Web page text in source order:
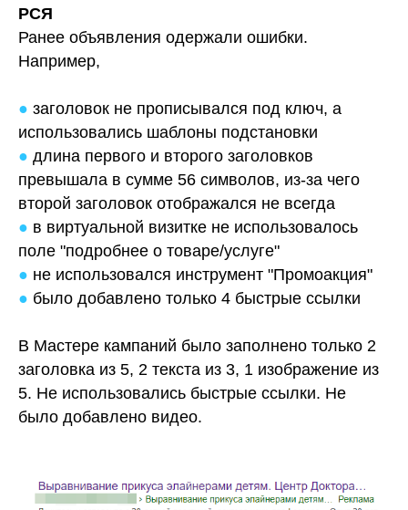
РСЯ
Ранее объявления одержали ошибки.
Например,
● заголовок не прописывался под ключ, а
использовались шаблоны подстановки
● длина первого и второго заголовков
превышала в сумме 56 символов, из-за чего
второй заголовок отображался не всегда
● в виртуальной визитке не использовалось
поле "подробнее о товаре/услуге"
● не использовался инструмент "Промоакция"
● было добавлено только 4 быстрые ссылки
В Мастере кампаний было заполнено только 2
заголовка из 5, 2 текста из 3, 1 изображение из
5. Не использовались быстрые ссылки. Не
было добавлено видео.